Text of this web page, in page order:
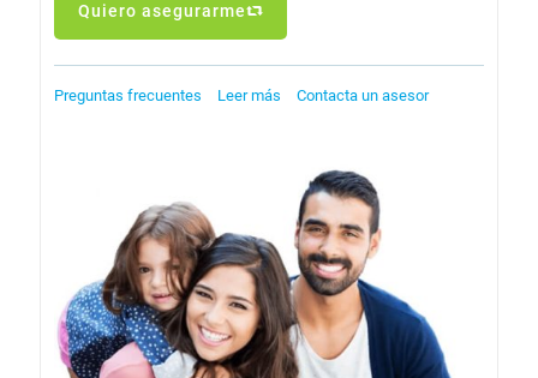
Quiero asegurarme
Preguntas frecuentes Leer más Contacta un asesor